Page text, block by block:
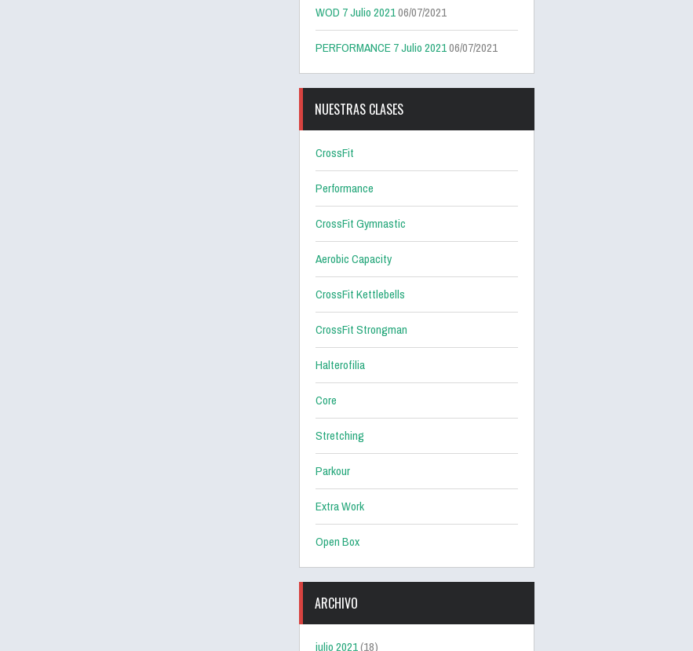
WOD 7 Julio 202106/07/2021
PERFORMANCE 7 Julio 202106/07/2021
NUESTRAS CLASES
CrossFit
Performance
CrossFit Gymnastic
Aerobic Capacity
CrossFit Kettlebells
CrossFit Strongman
Halterofilia
Core
Stretching
Parkour
Extra Work
Open Box
ARCHIVO
julio 2021(18)